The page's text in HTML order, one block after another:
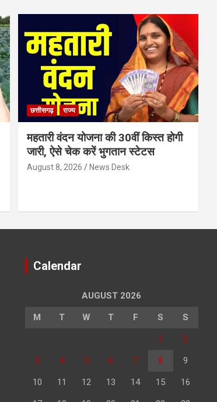
छत्तीसगढ़ राज्य
महतारी वंदन योजना की 30वीं किस्त होगी
जारी, ऐसे चेक करें भुगतान स्टेटस
August 8, 2026 News Desk
Calendar
AUGUST 2026
M T W T F S S
1 2
3 4 5 6 7 8 9
10 11 12 13 14 15 16